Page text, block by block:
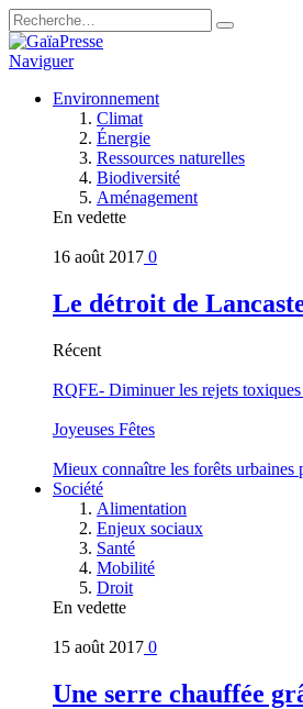
Naviguer
Environnement
Climat
Énergie
Ressources naturelles
Biodiversité
Aménagement
En vedette
16 août 2017 0
Le détroit de
Récent
RQFE- Diminuer les rejets toxiques
Joyeuses Fêtes
Mieux connaître les forêts urbaines
Société
Alimentation
Enjeux sociaux
Santé
Mobilité
Droit
En vedette
15 août 2017 0
Une serre chauffée